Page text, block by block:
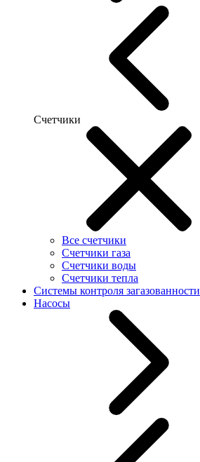
Счетчики
Все счетчики
Счетчики газа
Счетчики воды
Счетчики тепла
Системы контроля загазованности
Насосы